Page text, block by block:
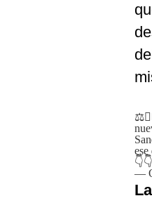
👇👇
—